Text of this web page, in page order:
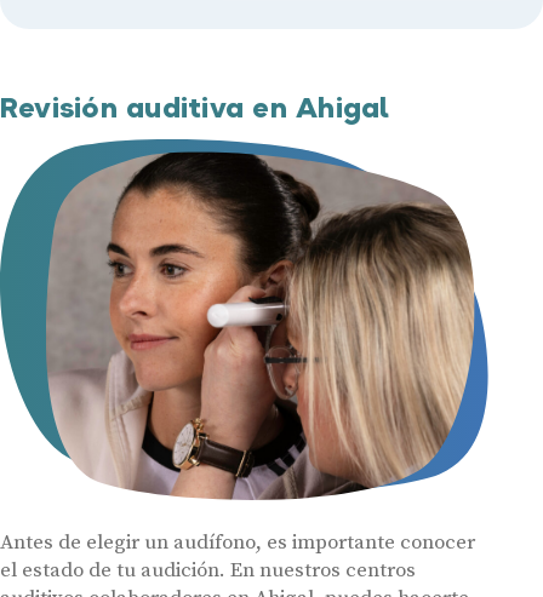
Revisión auditiva en Ahigal
Antes de elegir un audífono, es importante conocer
el estado de tu audición. En nuestros centros